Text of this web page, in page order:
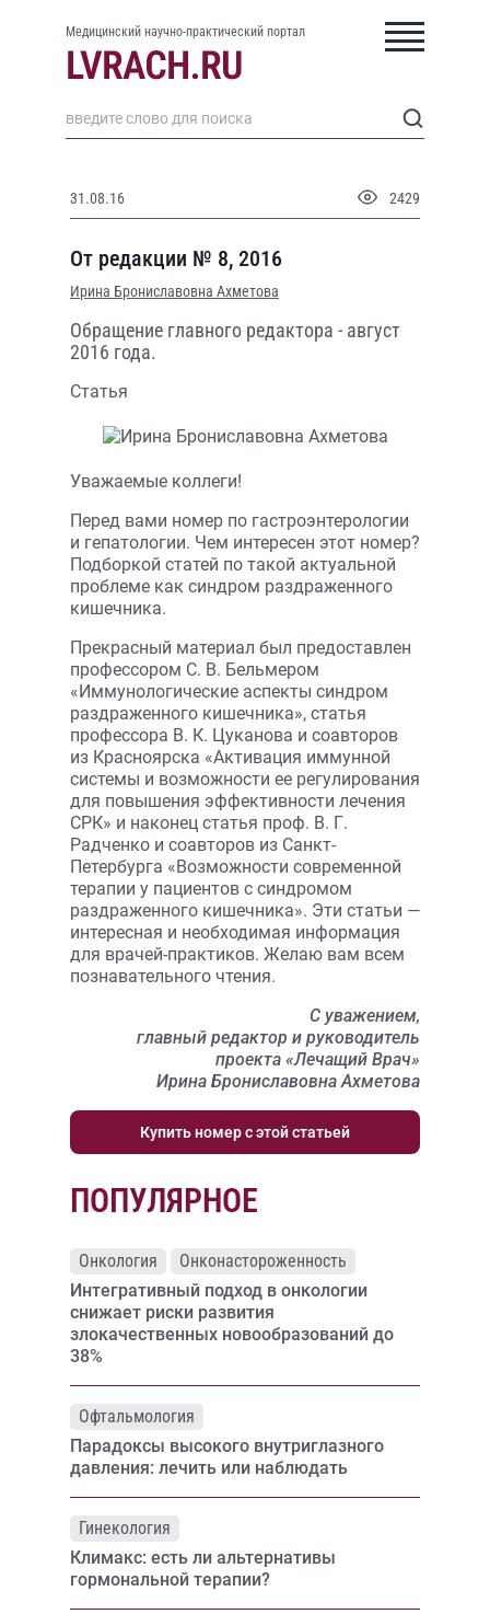
Медицинский научно-практический портал
31.08.16 2429
От редакции № 8, 2016
Ирина Брониславовна Ахметова
Обращение главного редактора - август
2016 года.
Статья
Уважаемые коллеги!
Перед вами номер по гастроэнтерологии
и гепатологии. Чем интересен этот номер?
Подборкой статей по такой актуальной
проблеме как синдром раздраженного
кишечника.
Прекрасный материал был предоставлен
профессором С. В. Бельмером
«Иммунологические аспекты синдром
раздраженного кишечника», статья
профессора В. К. Цуканова и соавторов
из Красноярска «Активация иммунной
системы и возможности ее регулирования
для повышения эффективности лечения
СРК» и наконец статья проф. В. Г.
Радченко и соавторов из Санкт-
Петербурга «Возможности современной
терапии у пациентов с синдромом
раздраженного кишечника». Эти статьи —
интересная и необходимая информация
для врачей-практиков. Желаю вам всем
познавательного чтения.
С уважением,
главный редактор и руководитель
проекта «Лечащий Врач»
Ирина Брониславовна Ахметова
Купить номер с этой статьей
ПОПУЛЯРНОЕ
Онкология
Онконастороженность
Интегративный подход в онкологии
снижает риски развития
злокачественных новообразований до
38%
Офтальмология
Парадоксы высокого внутриглазного
давления: лечить или наблюдать
Гинекология
Климакс: есть ли альтернативы
гормональной терапии?